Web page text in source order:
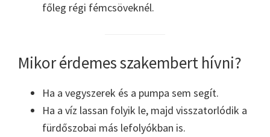
főleg régi fémcsöveknél.
Mikor érdemes szakembert hívni?
Ha a vegyszerek és a pumpa sem segít.
Ha a víz lassan folyik le, majd visszatorlódik a
fürdőszobai más lefolyókban is.